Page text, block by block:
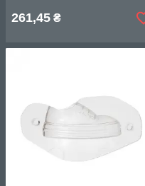
261,45 ₴